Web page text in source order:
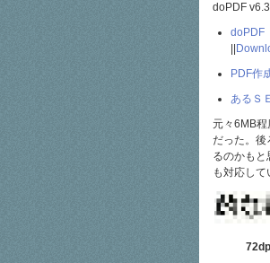
doPDF
doPDF
PDF作
あるＳ
元々6MB程
だった。後
るのかも
も対応し